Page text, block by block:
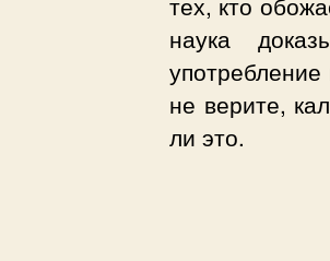
наука
не верите,
ли это.